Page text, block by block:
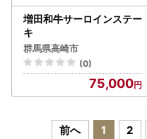
増田和牛サーロインステー
キ
群馬県高崎市
(0)
75,000
前へ 1 2